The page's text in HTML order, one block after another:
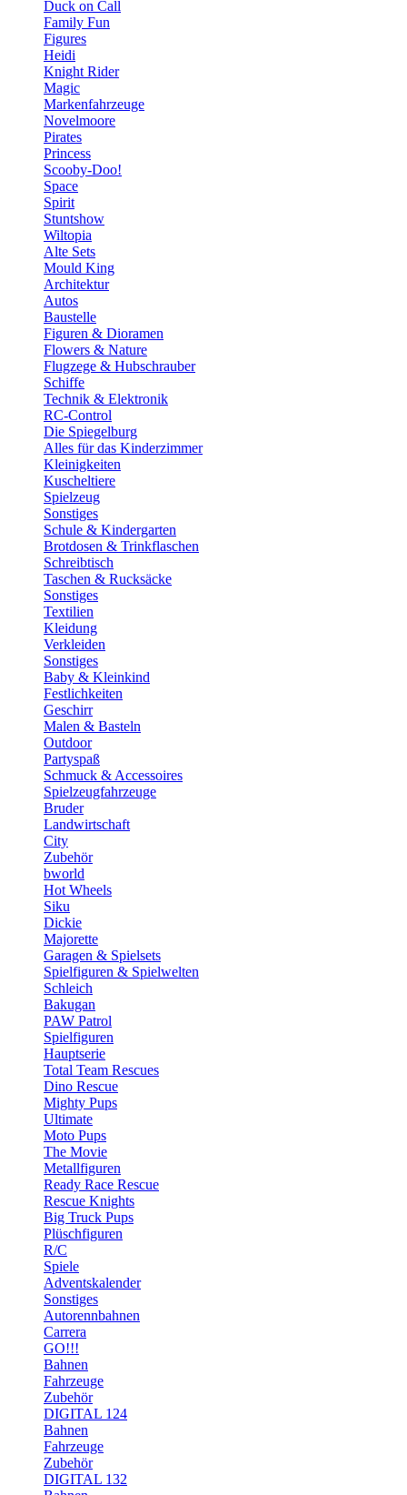
Duck on Call
Family Fun
Figures
Heidi
Knight Rider
Magic
Markenfahrzeuge
Novelmoore
Pirates
Princess
Scooby-Doo!
Space
Spirit
Stuntshow
Wiltopia
Alte Sets
Mould King
Architektur
Autos
Baustelle
Figuren & Dioramen
Flowers & Nature
Flugzege & Hubschrauber
Schiffe
Technik & Elektronik
RC-Control
Die Spiegelburg
Alles für das Kinderzimmer
Kleinigkeiten
Kuscheltiere
Spielzeug
Sonstiges
Schule & Kindergarten
Brotdosen & Trinkflaschen
Schreibtisch
Taschen & Rucksäcke
Sonstiges
Textilien
Kleidung
Verkleiden
Sonstiges
Baby & Kleinkind
Festlichkeiten
Geschirr
Malen & Basteln
Outdoor
Partyspaß
Schmuck & Accessoires
Spielzeugfahrzeuge
Bruder
Landwirtschaft
City
Zubehör
bworld
Hot Wheels
Siku
Dickie
Majorette
Garagen & Spielsets
Spielfiguren & Spielwelten
Schleich
Bakugan
PAW Patrol
Spielfiguren
Hauptserie
Total Team Rescues
Dino Rescue
Mighty Pups
Ultimate
Moto Pups
The Movie
Metallfiguren
Ready Race Rescue
Rescue Knights
Big Truck Pups
Plüschfiguren
R/C
Spiele
Adventskalender
Sonstiges
Autorennbahnen
Carrera
GO!!!
Bahnen
Fahrzeuge
Zubehör
DIGITAL 124
Bahnen
Fahrzeuge
Zubehör
DIGITAL 132